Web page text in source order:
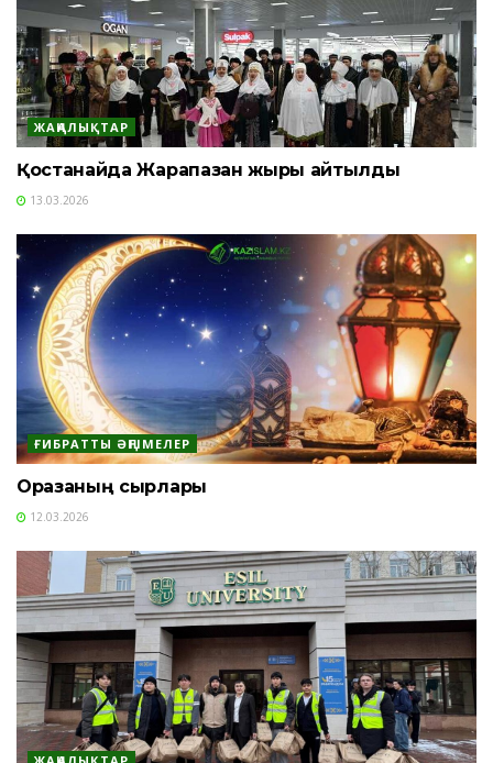
ЖАҢАЛЫҚТАР
Қостанайда Жарапазан жыры айтылды
13.03.2026
ҒИБРАТТЫ ӘҢГІМЕЛЕР
Оразаның сырлары
12.03.2026